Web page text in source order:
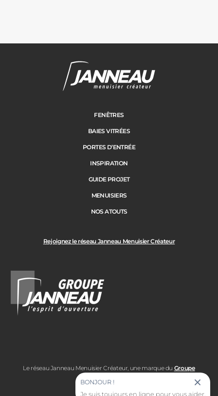
Rejoignez le réseau Janneau Menuisier Créateur
Le réseau Janneau Menuisier Créateur, une marque du Groupe
Janneau
FENÊTRES
BAIES VITRÉES
PORTES D’ENTRÉE
INSPIRATION
GUIDE PROJET
MENUISIERS
NOS ATOUTS
BONJOUR !
Je suis toujours en ligne pour vous aider.